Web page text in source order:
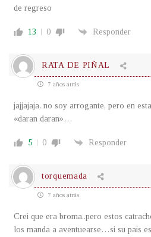
de regreso
13 0 Responder
RATA DE PIÑAL
7 años atrás
jajjajaja, no soy arrogante, pero en
«daran daran»…
5 0 Responder
torquemada
7 años atrás
Crei que era broma..pero estos
los manda a aventuearse…si su pais